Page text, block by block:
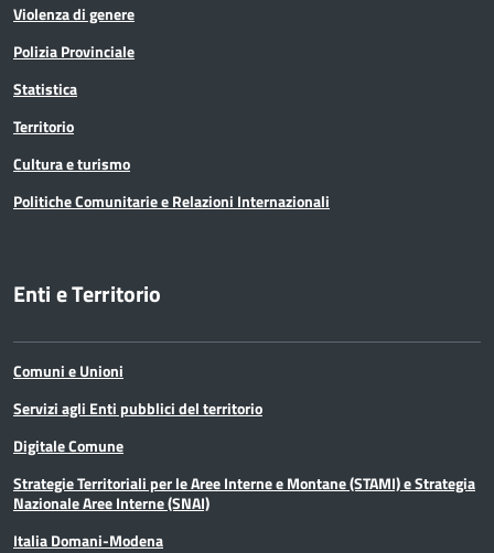
Violenza di genere
Polizia Provinciale
Statistica
Territorio
Cultura e turismo
Politiche Comunitarie e Relazioni Internazionali
Enti e Territorio
Comuni e Unioni
Servizi agli Enti pubblici del territorio
Digitale Comune
Strategie Territoriali per le Aree Interne e Montane (STAMI) e Strategia
Nazionale Aree Interne (SNAI)
Italia Domani-Modena